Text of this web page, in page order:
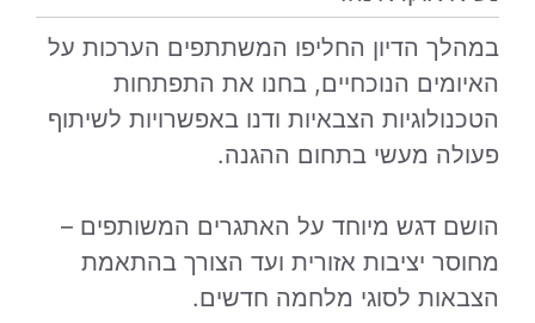
במהלך הדיון החליפו המשתתפים הערכות על
האיומים הנוכחיים, בחנו את התפתחות
הטכנולוגיות הצבאיות ודנו באפשרויות לשיתוף
פעולה מעשי בתחום ההגנה.
הושם דגש מיוחד על האתגרים המשותפים –
מחוסר יציבות אזורית ועד הצורך בהתאמת
הצבאות לסוגי מלחמה חדשים.